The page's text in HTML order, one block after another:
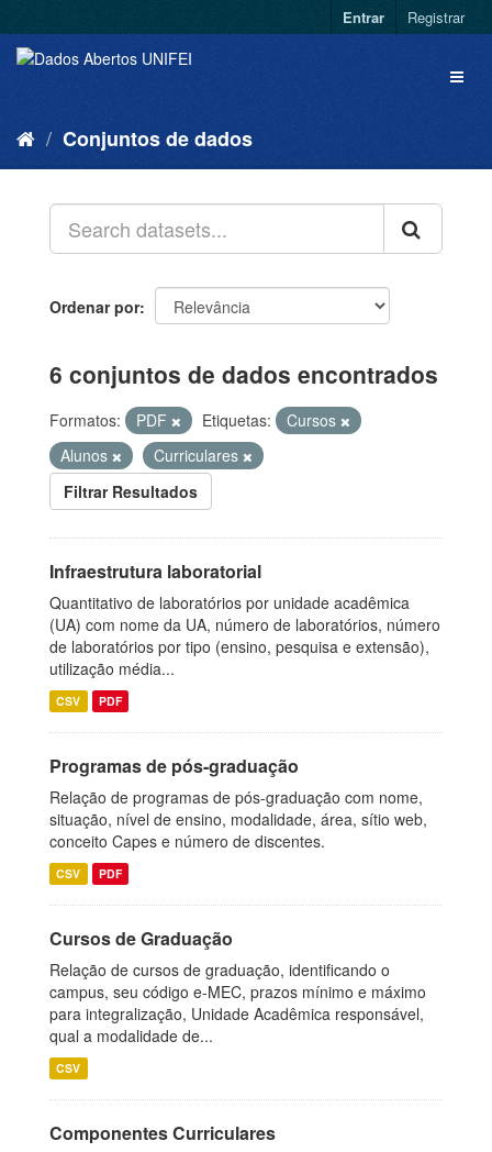
Entrar Registrar
Conjuntos de dados
Ordenar por
6 conjuntos de dados encontrados
Formatos: PDF Etiquetas:
Cursos
Alunos
Curriculares
Filtrar Resultados
Infraestrutura laboratorial
Quantitativo de laboratórios por unidade acadêmica
(UA) com nome da UA, número de laboratórios, número
de laboratórios por tipo (ensino, pesquisa e extensão),
utilização média...
CSV PDF
Programas de pós-graduação
Relação de programas de pós-graduação com nome,
situação, nível de ensino, modalidade, área, sítio web,
conceito Capes e número de discentes.
CSV PDF
Cursos de Graduação
Relação de cursos de graduação, identificando o
campus, seu código e-MEC, prazos mínimo e máximo
para integralização, Unidade Acadêmica responsável,
qual a modalidade de...
CSV
Componentes Curriculares